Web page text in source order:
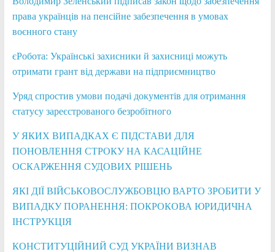
права українців на пенсійне забезпечення в умовах
воєнного стану
єРобота: Українські захисники й захисниці можуть
отримати грант від держави на підприємництво
Уряд спростив умови подачі документів для отримання
статусу зареєстрованого безробітного
У ЯКИХ ВИПАДКАХ Є ПІДСТАВИ ДЛЯ
ПОНОВЛЕННЯ СТРОКУ НА КАСАЦІЙНЕ
ОСКАРЖЕННЯ СУДОВИХ РІШЕНЬ
ЯКІ ДІЇ ВІЙСЬКОВОСЛУЖБОВЦЮ ВАРТО ЗРОБИТИ У
ВИПАДКУ ПОРАНЕННЯ: ПОКРОКОВА ЮРИДИЧНА
ІНСТРУКЦІЯ
КОНСТИТУЦІЙНИЙ СУД УКРАЇНИ ВИЗНАВ